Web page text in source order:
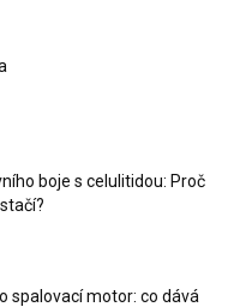
boje s celulitidou: Proč
spalovací motor: co dává